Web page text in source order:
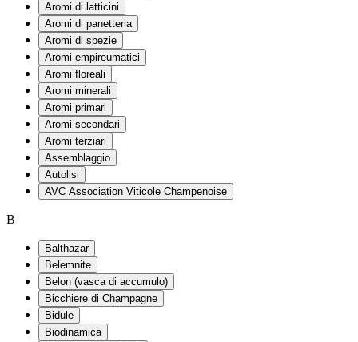
Aromi di latticini
Aromi di panetteria
Aromi di spezie
Aromi empireumatici
Aromi floreali
Aromi minerali
Aromi primari
Aromi secondari
Aromi terziari
Assemblaggio
Autolisi
AVC Association Viticole Champenoise
B
Balthazar
Belemnite
Belon (vasca di accumulo)
Bicchiere di Champagne
Bidule
Biodinamica